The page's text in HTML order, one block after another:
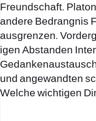
Freundschaft.
andere Bedrangnis
ausgrenzen.
igen Abstanden
und angewandten
Welche wichtigen